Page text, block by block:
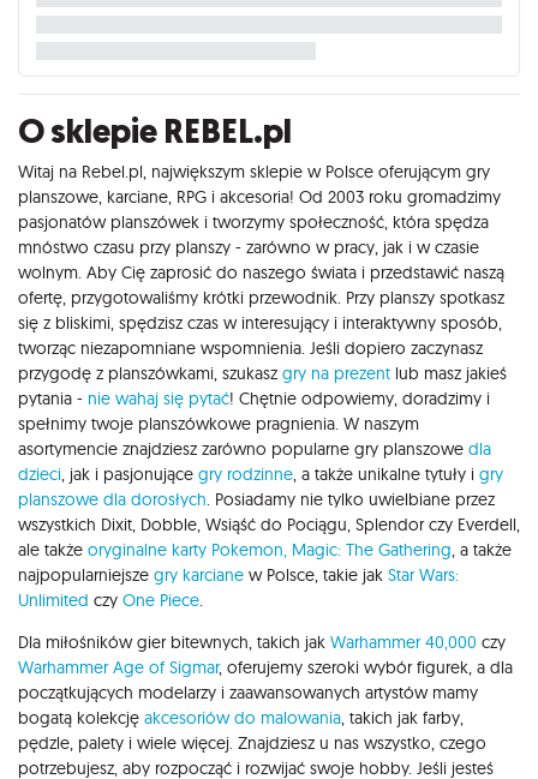
O sklepie REBEL.pl
Witaj na Rebel.pl, największym sklepie w Polsce oferującym gry
planszowe, karciane, RPG i akcesoria! Od 2003 roku gromadzimy
pasjonatów planszówek i tworzymy społeczność, która spędza
mnóstwo czasu przy planszy - zarówno w pracy, jak i w czasie
wolnym. Aby Cię zaprosić do naszego świata i przedstawić naszą
ofertę, przygotowaliśmy krótki przewodnik. Przy planszy spotkasz
się z bliskimi, spędzisz czas w interesujący i interaktywny sposób,
tworząc niezapomniane wspomnienia. Jeśli dopiero zaczynasz
przygodę z planszówkami, szukasz gry na prezent lub masz jakieś
pytania - nie wahaj się pytać! Chętnie odpowiemy, doradzimy i
spełnimy twoje planszówkowe pragnienia. W naszym
asortymencie znajdziesz zarówno popularne gry planszowe dla
dzieci , jak i pasjonujące gry rodzinne , a także unikalne tytuły i gry
planszowe dla dorosłych . Posiadamy nie tylko uwielbiane przez
wszystkich Dixit, Dobble, Wsiąść do Pociągu, Splendor czy Everdell,
ale także oryginalne karty Pokemon, Magic: The Gathering , a także
najpopularniejsze gry karciane w Polsce, takie jak Star Wars:
Unlimited czy One Piece
Dla miłośników gier bitewnych, takich jak Warhammer 40,000 czy
Warhammer Age of Sigmar, oferujemy szeroki wybór figurek, a dla
początkujących modelarzy i zaawansowanych artystów mamy
bogatą kolekcję akcesoriów do malowania , takich jak farby,
pędzle, palety i wiele więcej. Znajdziesz u nas wszystko, czego
potrzebujesz, aby rozpocząć i rozwijać swoje hobby. Jeśli jesteś